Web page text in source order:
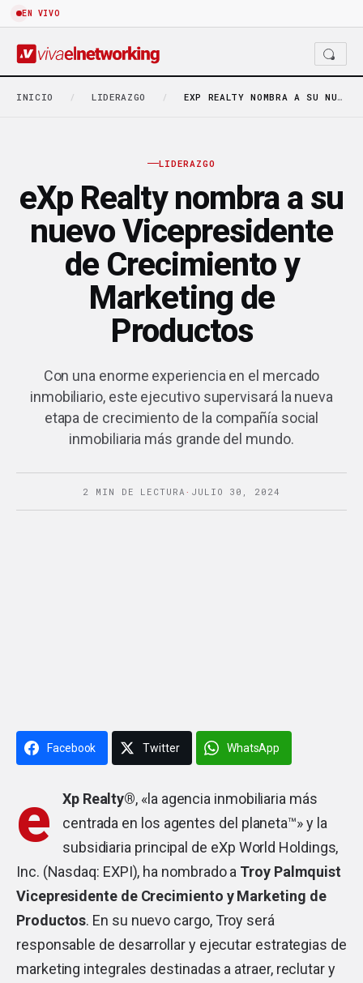
EN VIVO
INICIO / LIDERAZGO / EXP REALTY NOMBRA A SU NUEVO VICEPRESIDENTE DE…
LIDERAZGO
eXp Realty nombra a su
nuevo Vicepresidente
de Crecimiento y
Marketing de
Productos
Con una enorme experiencia en el mercado
inmobiliario, este ejecutivo supervisará la nueva
etapa de crecimiento de la compañía social
inmobiliaria más grande del mundo.
2 MIN DE LECTURA · JULIO 30, 2024
Facebook Twitter WhatsApp
e Xp Realty®, «la agencia inmobiliaria más
centrada en los agentes del planeta™» y la
subsidiaria principal de eXp World Holdings,
Inc. (Nasdaq: EXPI), ha nombrado a Troy Palmquist
Vicepresidente de Crecimiento y Marketing de
Productos. En su nuevo cargo, Troy será
responsable de desarrollar y ejecutar estrategias de
marketing integrales destinadas a atraer, reclutar y